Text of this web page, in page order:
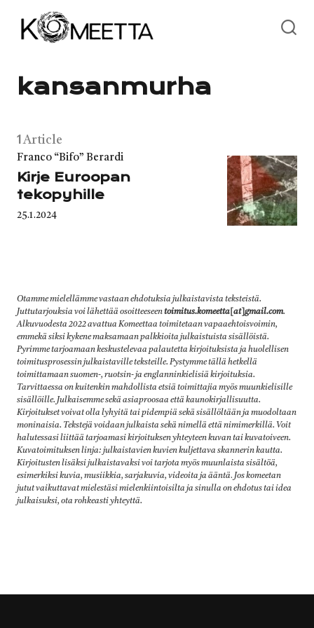
kansanmurha
1Article
Category
Franco “Bifo” Berardi
Kirje Euroopan
tekopyhille
Published
25.1.2024
Otamme mielellämme vastaan ehdotuksia julkaistavista teksteistä.
Juttutarjouksia voi lähettää osoitteeseentoimitus.komeetta[at]gmail.com.
Alkuvuodesta 2022 avattua Komeettaa toimitetaan vapaaehtoisvoimin,
emmekä siksi kykene maksamaan palkkioita julkaistuista sisällöistä.
Pyrimme tarjoamaan keskustelevaa palautetta kirjoituksista ja huolellisen
toimitusprosessin julkaistaville teksteille. Pystymme tällä hetkellä
toimittamaan suomen-, ruotsin- ja englanninkielisiä kirjoituksia.
Tarvittaessa on kuitenkin mahdollista etsiä toimittajia myös muunkielisille
sisällöille. Julkaisemme sekä asiaproosaa että kaunokirjallisuutta.
Kirjoitukset voivat olla lyhyitä tai pidempiä sekä sisällöltään ja muodoltaan
moninaisia. Tekstejä voidaan julkaista sekä nimellä että nimimerkillä. Voit
halutessasi liittää tarjoamasi kirjoituksen yhteyteen kuvan tai kuvatoiveen.
Kuvatoimituksen linja: julkaistavien kuvien kuljettava skannerin kautta.
Kirjoitusten lisäksi julkaistavaksi voi tarjota myös muunlaista sisältöä,
esimerkiksi kuvia, musiikkia, sarjakuvia, videoita ja ääntä. Jos komeetan
jutut vaikuttavat mielestäsi mielenkiintoisilta ja sinulla on ehdotus tai idea
julkaisuksi, ota rohkeasti yhteyttä.